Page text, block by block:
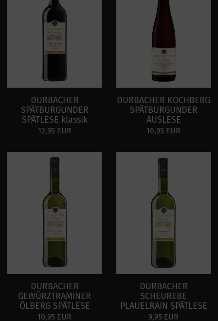
DURBACHER
SPÄTBURGUNDER
SPÄTLESE klassik
12,95 EUR
DURBACHER KOCHBERG
SPÄTBURGUNDER
AUSLESE
16,95 EUR
DURBACHER
GEWÜRZTRAMINER
ÖLBERG SPÄTLESE
10,95 EUR
DURBACHER
SCHEUREBE
PLAUELRAIN SPÄTLESE
9,95 EUR